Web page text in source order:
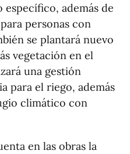
además de
personas con
se plantará nuevo
vegetación en el
una gestión
para el riego, además
climático con
en las obras la